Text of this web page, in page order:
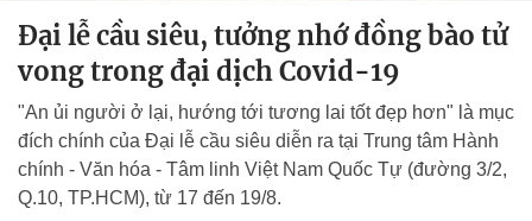
Đại lễ cầu siêu, tưởng nhớ đồng bào tử
vong trong đại dịch Covid-19
"An ủi người ở lại, hướng tới tương lai tốt đẹp hơn" là mục
đích chính của Đại lễ cầu siêu diễn ra tại Trung tâm Hành
chính - Văn hóa - Tâm linh Việt Nam Quốc Tự (đường 3/2,
Q.10, TP.HCM), từ 17 đến 19/8.